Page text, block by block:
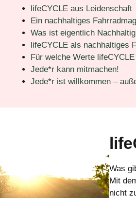
lifeCYCLE aus Leidenschaft
Ein nachhaltiges
Was ist eigentlich
lifeCYCLE als nachhaltiges
Für welche Werte
Jede*r kann mitmachen!
Jede*r ist willkommen –
Was
Mit
nicht